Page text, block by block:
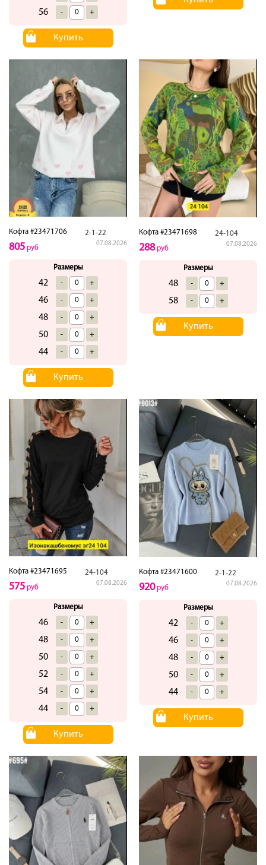
56 - +
Купить
Кофта #23471706 2-1-22
07.08.2026
805 руб
Размеры
42 - +
46 - +
48 - +
50 - +
44 - +
Купить
Кофта #23471698 24-104
07.08.2026
288руб
Размеры
48 - +
58 - +
Купить
Кофта #23471695 24-104
07.08.2026
575 руб
Размеры
46 - +
48 - +
50 - +
52 - +
54 - +
44 - +
Купить
Кофта #23471600 2-1-22
07.08.2026
920руб
Размеры
42 - +
46 - +
48 - +
50 - +
44 - +
Купить